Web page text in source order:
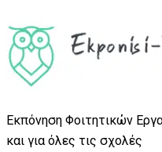
Εκπόνηση Φοιτητικών
και για όλες τις σχολές